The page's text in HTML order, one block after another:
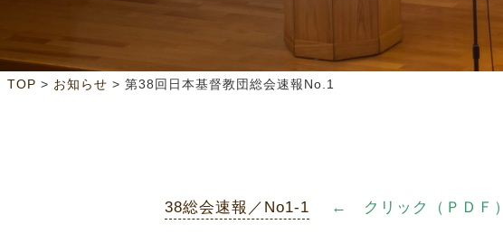
TOP > お知らせ > 第38回日本基督教団総会速報No.1
38総会速報／No1-1 ← クリック（ＰＤＦ）